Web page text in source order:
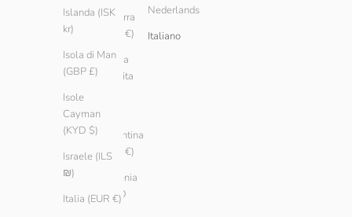
Islanda (ISK
kr)
Isola di Man
(GBP £)
Isole
Cayman
(KYD $)
Israele (ILS
₪)
Italia (EUR €)
Andorra
(EUR €)
Arabia
Saudita
Argentina
(EUR €)
Armenia
(AMD
Nederlands
Italiano